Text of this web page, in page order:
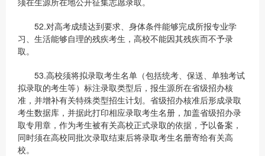
52.对高考成绩达到要求、身体条件能够完成所报专业学
习、生活能够自理的残疾考生，高校不能因其残疾而不予录
取。
53.高校须将拟录取考生名单（包括统考、保送、单独考试
拟录取的考生等）标注录取类型后，报生源所在省级招办核
准，并增补有关特殊类型招生计划。省级招办核准后形成录取
考生数据库，并据此打印相应录取考生名册，加盖省级招办录
取专用章，作为考生被有关高校正式录取的依据，予以备案，
同时须在高校同批次录取结束后将录取考生名册寄给有关高
校。